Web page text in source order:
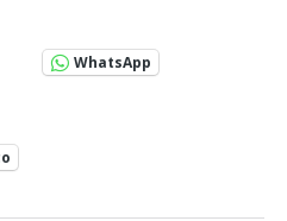
WhatsApp